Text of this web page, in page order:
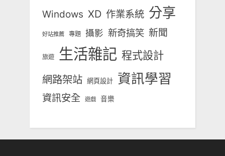
Windows XD 作業系統 分享
好站推薦 專題 攝影 新奇搞笑 新聞
旅遊 生活雜記 程式設計
網路架站 網頁設計 資訊學習
資訊安全 遊戲 音樂